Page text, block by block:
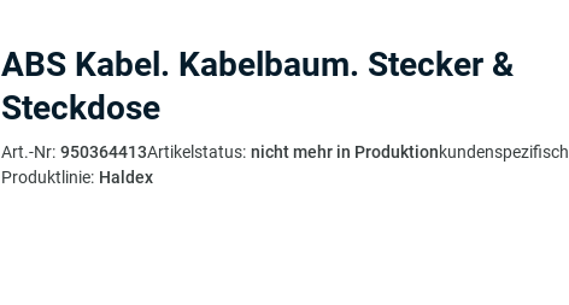
ABS Kabel. Kabelbaum. Stecker &
Steckdose
Art.-Nr: 950364413Artikelstatus: nicht mehr in Produktionkundenspezifisch
Produktlinie: Haldex